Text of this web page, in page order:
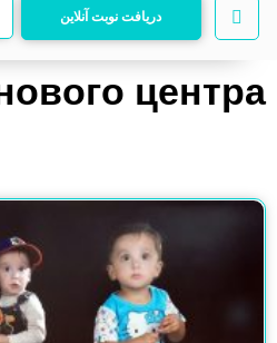
دریافت نوبت آنلاین
центра